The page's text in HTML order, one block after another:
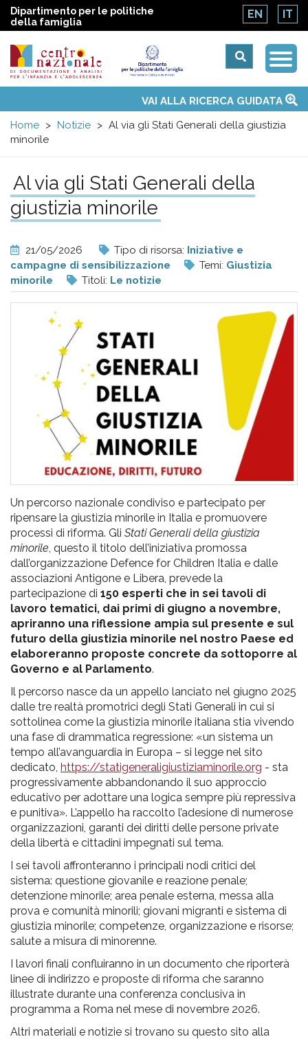
Dipartimento per le politiche
della famiglia
EN IT
Centro
nazionale
di
Documentazione
e
analisi
pr
l'infanzia
l'adolescenza
menu
Temi
Attività
Convenzione ONUVAI ALLA RICERCA GUIDATA
Home
Notizie
Al via gli Stati Generali della giustizia
minorile
Al via gli Stati Generali della
giustizia minorile
21/05/2026 Tipo di risorsa: Iniziative e
campagne di sensibilizzazione
Temi: Giustizia
minorile
Titoli: Le notizie
Un percorso nazionale condiviso e partecipato per
ripensare la giustizia minorile in Italia e promuovere
processi di riforma. Gli Stati Generali della giustizia
minorile , questo il titolo dell’iniziativa promossa
dall’organizzazione Defence for Children Italia e dalle
associazioni Antigone e Libera, prevede la
partecipazione di 150 esperti che in sei tavoli di
lavoro tematici, dai primi di giugno a novembre,
apriranno una riflessione ampia sul presente e sul
futuro della giustizia minorile nel nostro Paese ed
elaboreranno proposte concrete da sottoporre al
Governo e al Parlamento.
Il percorso nasce da un appello lanciato nel giugno 2025
dalle tre realtà promotrici degli Stati Generali in cui si
sottolinea come la giustizia minorile italiana stia vivendo
una fase di drammatica regressione: «un sistema un
tempo all’avanguardia in Europa – si legge nel sito
dedicato, https://statigeneraligiustiziaminorile.org - sta
progressivamente abbandonando il suo approccio
educativo per adottare una logica sempre più repressiva
e punitiva». L’appello ha raccolto l’adesione di numerose
organizzazioni, garanti dei diritti delle persone private
della libertà e cittadini impegnati sul tema.
I sei tavoli affronteranno i principali nodi critici del
sistema: questione giovanile e reazione penale;
detenzione minorile; area penale esterna, messa alla
prova e comunità minorili; giovani migranti e sistema di
giustizia minorile; competenze, organizzazione e risorse;
salute a misura di minorenne.
I lavori finali confluiranno in un documento che riporterà
linee di indirizzo e proposte di riforma che saranno
illustrate durante una conferenza conclusiva in
programma a Roma nel mese di novembre 2026.
Altri materiali e notizie si trovano su questo sito alla